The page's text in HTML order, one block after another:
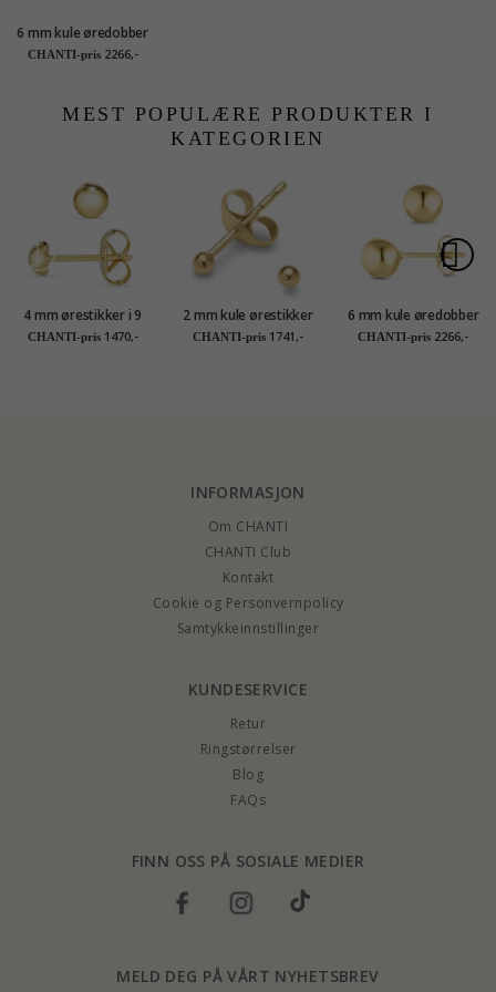
6 mm kule øredobber
i 14 karat gull - Gold
CHANTI-pris 2266,-
MEST POPULÆRE PRODUKTER I
KATEGORIEN
4 mm ørestikker i 9
karat gull - Gold
CHANTI-pris 1470,-
2 mm kule ørestikker
i 14 karat gull - Gold
CHANTI-pris 1741,-
6 mm kule øredobber
i 14 karat gull - Gold
CHANTI-pris 2266,-
INFORMASJON
Om CHANTI
CHANTI Club
Kontakt
Cookie og Personvernpolicy
Samtykkeinnstillinger
KUNDESERVICE
Retur
Ringstørrelser
Blog
FAQs
FINN OSS PÅ SOSIALE MEDIER
MELD DEG PÅ VÅRT NYHETSBREV